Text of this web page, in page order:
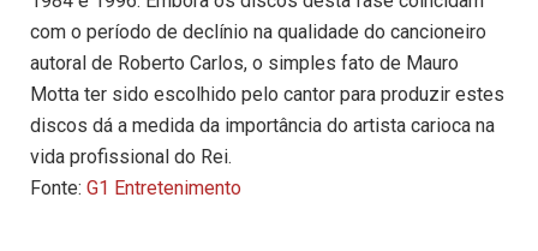
com o período de declínio na qualidade do cancioneiro
autoral de Roberto Carlos, o simples fato de Mauro
Motta ter sido escolhido pelo cantor para produzir estes
discos dá a medida da importância do artista carioca na
vida profissional do Rei.
Fonte: G1 Entretenimento